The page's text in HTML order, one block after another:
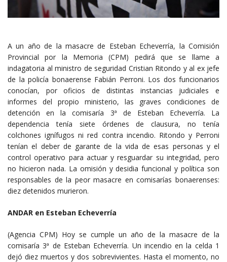
A un año de la masacre de Esteban Echeverría, la Comisión
Provincial por la Memoria (CPM) pedirá que se llame a
indagatoria al ministro de seguridad Cristian Ritondo y al ex jefe
de la policía bonaerense Fabián Perroni. Los dos funcionarios
conocían, por oficios de distintas instancias judiciales e
informes del propio ministerio, las graves condiciones de
detención en la comisaría 3ª de Esteban Echeverría. La
dependencia tenía siete órdenes de clausura, no tenía
colchones ignífugos ni red contra incendio. Ritondo y Perroni
tenían el deber de garante de la vida de esas personas y el
control operativo para actuar y resguardar su integridad, pero
no hicieron nada. La omisión y desidia funcional y política son
responsables de la peor masacre en comisarías bonaerenses:
diez detenidos murieron.
ANDAR en Esteban Echeverría
(Agencia CPM) Hoy se cumple un año de la masacre de la
comisaría 3ª de Esteban Echeverría. Un incendio en la celda 1
dejó diez muertos y dos sobrevivientes. Hasta el momento, no